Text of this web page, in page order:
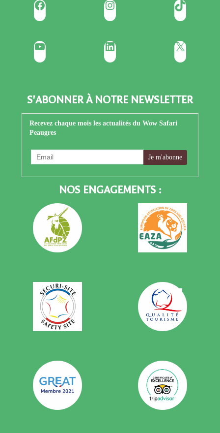
Facebook Instagram TikTok
YouTube LinkedIn X
S'ABONNER À NOTRE NEWSLETTER
Recevez chaque mois les actualités du Wow Safari
Peaugres
NOS ENGAGEMENTS :